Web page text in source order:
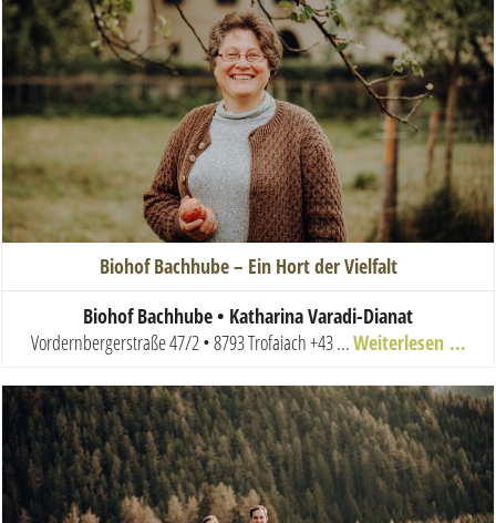
Biohof Bachhube – Ein Hort der Vielfalt
Biohof Bachhube • Katharina Varadi-Dianat
Vordernbergerstraße 47/2 • 8793 Trofaiach+43 ...Weiterlesen …